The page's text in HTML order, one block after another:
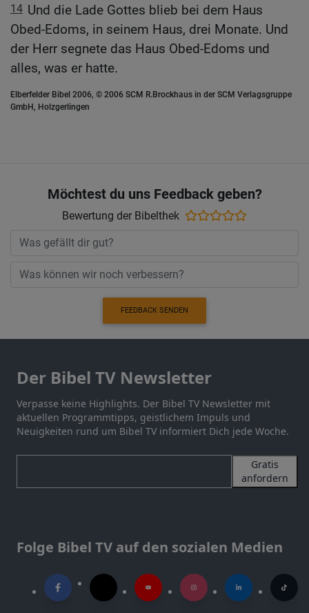
14 Und die Lade Gottes blieb bei dem Haus
Obed-Edoms, in seinem Haus, drei Monate. Und
der Herr segnete das Haus Obed-Edoms und
alles, was er hatte.
Elberfelder Bibel 2006, © 2006 SCM R.Brockhaus in der SCM Verlagsgruppe
GmbH, Holzgerlingen
Möchtest du uns Feedback geben?
Bewertung der Bibelthek
FEEDBACK SENDEN
Der Bibel TV Newsletter
Verpasse keine Highlights. Der Bibel TV Newsletter mit
aktuellen Programmtipps, geistlichem Impuls und
Neuigkeiten rund um Bibel TV informiert Dich jede Woche.
Gratis
anfordern
Folge Bibel TV auf den sozialen Medien